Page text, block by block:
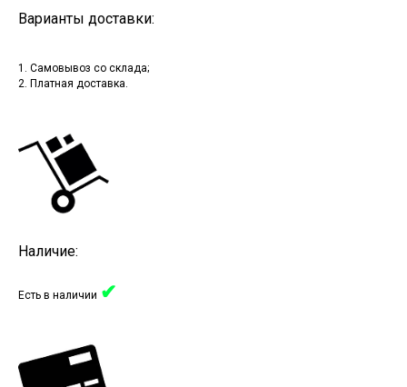
Варианты доставки:
1. Самовывоз со склада;
2. Платная доставка.
Наличие:
Есть в наличии ✔